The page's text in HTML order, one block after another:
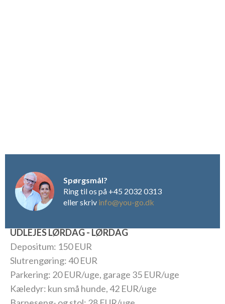
en medlevende og engageret lokal-guide. I husets kælder er
der foruden vaske- og strygerum et helt lokale indrettet med
legetøj til børn. Dette lokale er videoovervåget fra
receptionen, hvorfor man roligt kan lade lille Bimmer lege
aftenens besøg på en af områdets utallige (fiske)restauranter.
Hele området er i øvrigt meget spændende og eksotisk med
gode strande samt ganske korte afstande til mange
spændende udflugter. Der er vest for byen anlagt cykelsti helt
til den franske grænse. Man cykler således langs kysten på den
tidligere jernbane – klods op ad vandkanten. Denne oplevelse
Spørgsmål?
Ring til os på +45 2032 0313
eller skriv info@you-go.dk
UDLEJES LØRDAG - LØRDAG
Depositum: 150 EUR
Slutrengøring: 40 EUR
Parkering: 20 EUR/uge, garage 35 EUR/uge
Kæledyr: kun små hunde, 42 EUR/uge